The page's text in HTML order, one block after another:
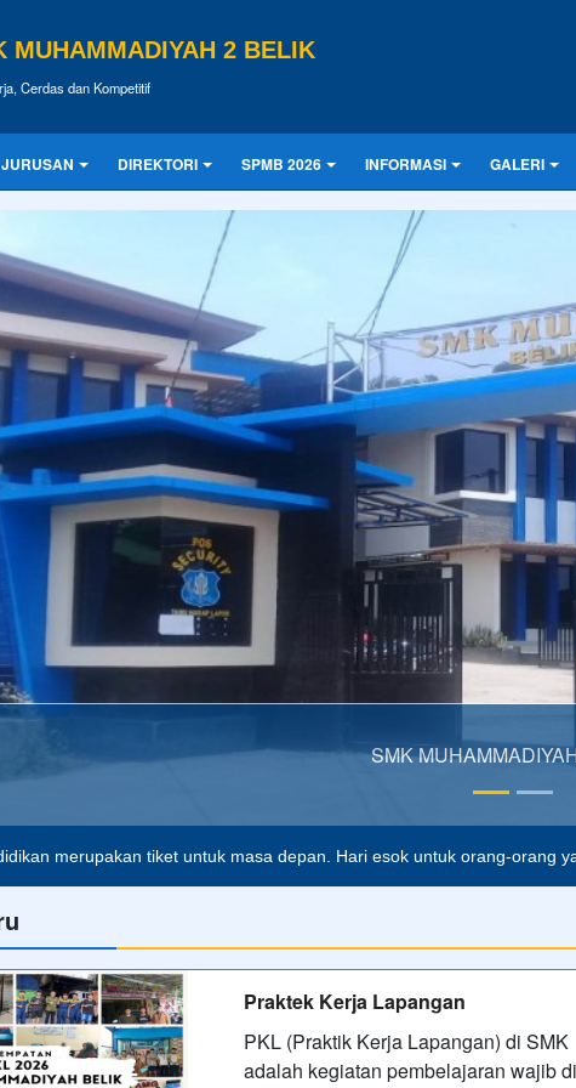
MUHAMMADIYAH 2 BELIK
Cerdas dan Kompetitif
JURUSAN DIREKTORI SPMB 2026 INFORMASI GALERI
CONTOH
merupakan tiket untuk masa depan. Hari esok untuk orang-orang
Praktek Kerja Lapangan
PKL (Praktik Kerja Lapangan) di SMK
adalah kegiatan pembelajaran wajib di
di dunia usaha/industri (IDUKA) untuk
mengaplikasikan teori, merasakan la
15/01/2023 21:23 - Oleh Admin SMKMBP -
rutin di pagi hari
Upacara Bendera Hari
Semester genap 2025/2026